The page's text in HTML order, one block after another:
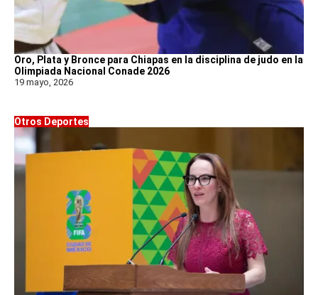
Oro, Plata y Bronce para Chiapas en la disciplina de judo en la
Olimpiada Nacional Conade 2026
19 mayo, 2026
Otros Deportes